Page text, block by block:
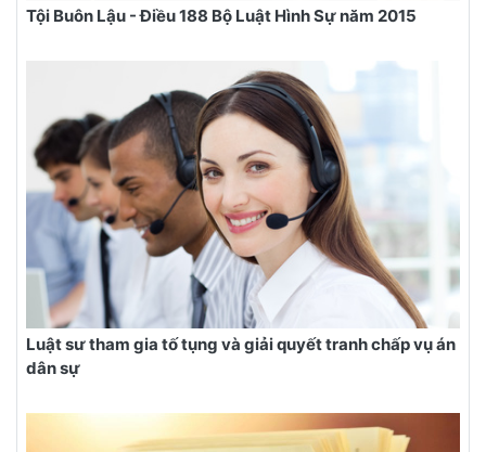
Tội Buôn Lậu - Điều 188 Bộ Luật Hình Sự năm 2015
Luật sư tham gia tố tụng và giải quyết tranh chấp vụ án
dân sự